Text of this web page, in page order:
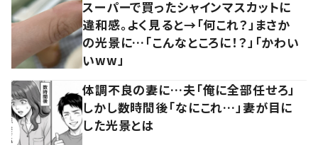
スーパーで買ったシャインマスカットに
違和感。よく見ると→「何これ？」まさか
の光景に…「こんなところに！？」「かわい
いww」
体調不良の妻に…夫「俺に全部任せろ」
しかし数時間後「なにこれ…」妻が目に
した光景とは